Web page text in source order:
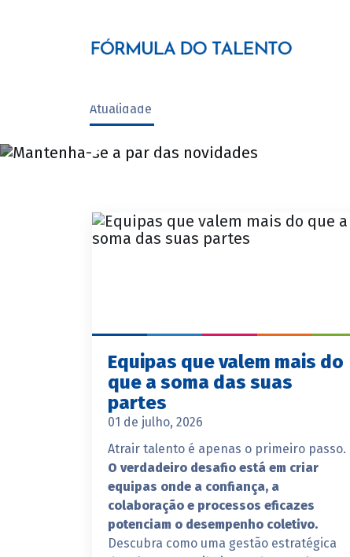
Atualidade
Mantenha-se a
par das
novidades
Conheça as nossas ofertas
Equipas que valem mais do
que a soma das suas
partes
01 de julho, 2026
Atrair talento é apenas o primeiro passo.
O verdadeiro desafio está em criar
equipas onde a confiança, a
colaboração e processos eficazes
potenciam o desempenho coletivo.
Descubra como uma gestão estratégica